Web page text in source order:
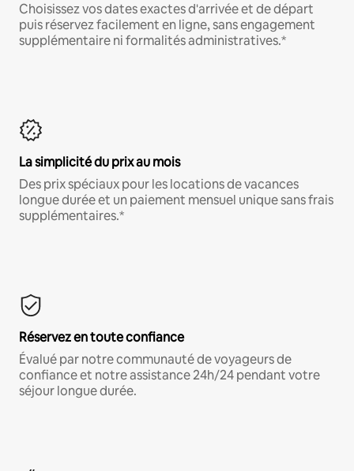
Choisissez vos dates exactes d'arrivée et de départ
puis réservez facilement en ligne, sans engagement
supplémentaire ni formalités administratives.*
La simplicité du prix au mois
Des prix spéciaux pour les locations de vacances
longue durée et un paiement mensuel unique sans frais
supplémentaires.*
Réservez en toute confiance
Évalué par notre communauté de voyageurs de
confiance et notre assistance 24h/24 pendant votre
séjour longue durée.